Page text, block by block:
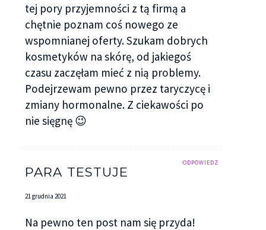
tej pory przyjemności z tą firmą a
chętnie poznam coś nowego ze
wspomnianej oferty. Szukam dobrych
kosmetyków na skórę, od jakiegoś
czasu zaczęłam mieć z nią problemy.
Podejrzewam pewno przez taryczycę i
zmiany hormonalne. Z ciekawości po
nie sięgnę 😉
ODPOWIEDZ
PARA TESTUJE
21 grudnia 2021
Na pewno ten post nam się przyda!